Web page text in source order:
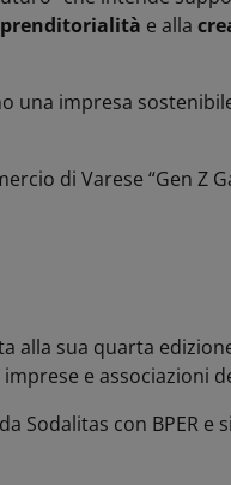
e alla
una impresa
di Varese “Gen Z
alla sua quarta
imprese e associazioni
con BPER e